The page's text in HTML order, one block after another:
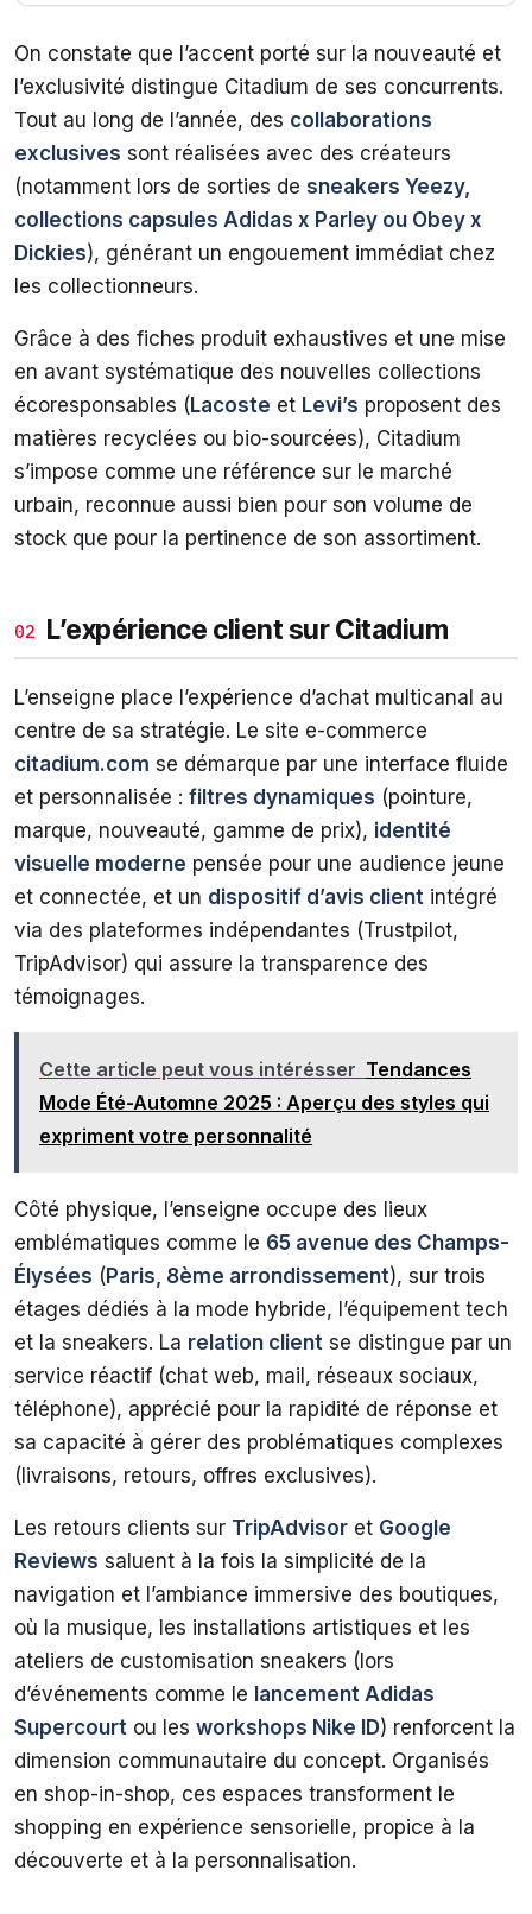
On constate que l’accent porté sur la nouveauté et
l’exclusivité distingue Citadium de ses concurrents.
Tout au long de l’année, des collaborations
exclusives sont réalisées avec des créateurs
(notamment lors de sorties de sneakers Yeezy,
collections capsules Adidas x Parley ou Obey x
Dickies), générant un engouement immédiat chez
les collectionneurs.
Grâce à des fiches produit exhaustives et une mise
en avant systématique des nouvelles collections
écoresponsables ( Lacoste et Levi’s proposent des
matières recyclées ou bio-sourcées), Citadium
s’impose comme une référence sur le marché
urbain, reconnue aussi bien pour son volume de
stock que pour la pertinence de son assortiment.
02 L’expérience client sur Citadium
L’enseigne place l’expérience d’achat multicanal au
centre de sa stratégie. Le site e-commerce
citadium.com se démarque par une interface fluide
et personnalisée : filtres dynamiques (pointure,
marque, nouveauté, gamme de prix), identité
visuelle moderne pensée pour une audience jeune
et connectée, et un dispositif d’avis client intégré
via des plateformes indépendantes (Trustpilot,
TripAdvisor) qui assure la transparence des
témoignages.
Cette article peut vous intérésser Tendances
Mode Été-Automne 2025 : Aperçu des styles qui
expriment votre personnalité
Côté physique, l’enseigne occupe des lieux
emblématiques comme le 65 avenue des Champs-
Élysées ( Paris, 8ème arrondissement), sur trois
étages dédiés à la mode hybride, l’équipement tech
et la sneakers. La relation client se distingue par un
service réactif (chat web, mail, réseaux sociaux,
téléphone), apprécié pour la rapidité de réponse et
sa capacité à gérer des problématiques complexes
(livraisons, retours, offres exclusives).
Les retours clients sur TripAdvisor et Google
Reviews saluent à la fois la simplicité de la
navigation et l’ambiance immersive des boutiques,
où la musique, les installations artistiques et les
ateliers de customisation sneakers (lors
d’événements comme le lancement Adidas
Supercourt ou les workshops Nike ID) renforcent la
dimension communautaire du concept. Organisés
en shop-in-shop, ces espaces transforment le
shopping en expérience sensorielle, propice à la
découverte et à la personnalisation.